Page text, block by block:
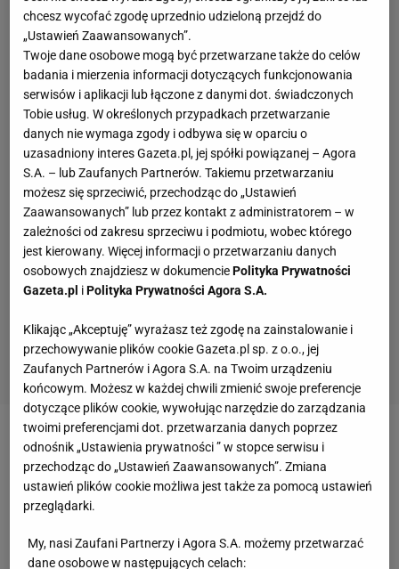
Zobacz wideo"Polski Thomas Mueller".
Lewandowski wreszcie będzie miał partnera
jak jego teściowa świętuje bramki Thomasa
chcesz wycofać zgodę uprzednio udzieloną przejdź do
„Ustawień Zaawansowanych”.
Twoje dane osobowe mogą być przetwarzane także do celów
badania i mierzenia informacji dotyczących funkcjonowania
serwisów i aplikacji lub łączone z danymi dot. świadczonych
Tobie usług. W określonych przypadkach przetwarzanie
danych nie wymaga zgody i odbywa się w oparciu o
uzasadniony interes Gazeta.pl, jej spółki powiązanej – Agora
S.A. – lub Zaufanych Partnerów. Takiemu przetwarzaniu
możesz się sprzeciwić, przechodząc do „Ustawień
Zaawansowanych” lub przez kontakt z administratorem – w
zależności od zakresu sprzeciwu i podmiotu, wobec którego
jest kierowany. Więcej informacji o przetwarzaniu danych
osobowych znajdziesz w dokumenciePolityka Prywatności
Gazeta.pl iPolityka Prywatności Agora S.A.
Klikając „Akceptuję” wyrażasz też zgodę na zainstalowanie i
przechowywanie plików cookie Gazeta.pl sp. z o.o., jej
Zaufanych Partnerów i Agora S.A. na Twoim urządzeniu
końcowym. Możesz w każdej chwili zmienić swoje preferencje
dotyczące plików cookie, wywołując narzędzie do zarządzania
twoimi preferencjami dot. przetwarzania danych poprzez
odnośnik „Ustawienia prywatności ” w stopce serwisu i
przechodząc do „Ustawień Zaawansowanych”. Zmiana
ustawień plików cookie możliwa jest także za pomocą ustawień
przeglądarki.
My, nasi Zaufani Partnerzy i Agora S.A. możemy przetwarzać
dane osobowe w następujących celach: